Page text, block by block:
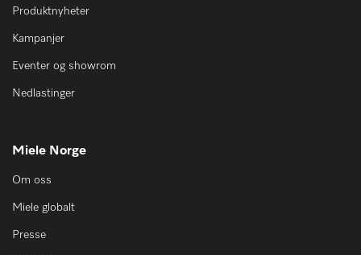
Produktnyheter
Kampanjer
Eventer og showrom
Nedlastinger
Miele Norge
Om oss
Miele globalt
Presse